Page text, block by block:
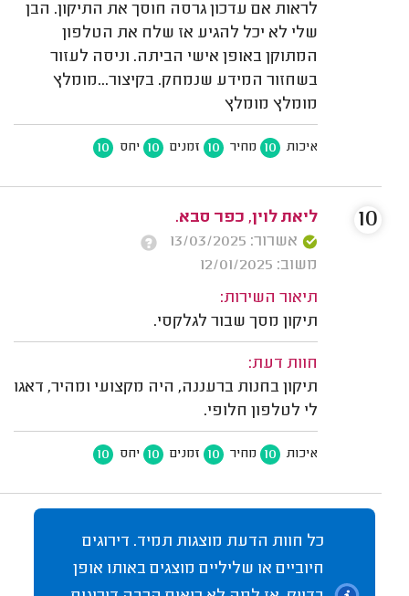
לראות אם עדכון גרסה חוסך את התיקון. הבן
שלי לא יכל להגיע אז שלח את הטלפון
המתוקן באופן אישי הביתה. וניסה לעזור
בשחזור המידע שנמחק. בקיצור...מומלץ
מומלץ מומלץ
איכות 10 מחיר 10 זמנים 10 יחס 10
ליאת לוין, כפר סבא.
אשרור: 13/03/2025
משוב: 12/01/2025
תיאור השירות:
תיקון מסך שבור לגלקסי.
חוות דעת:
תיקון בחנות ברעננה, היה מקצועי ומהיר, דאגו
לי לטלפון חלופי.
איכות 10 מחיר 10 זמנים 10 יחס 10
10
כל חוות הדעת מוצגות תמיד. דירוגים
חיוביים או שליליים מוצגים באותו אופן